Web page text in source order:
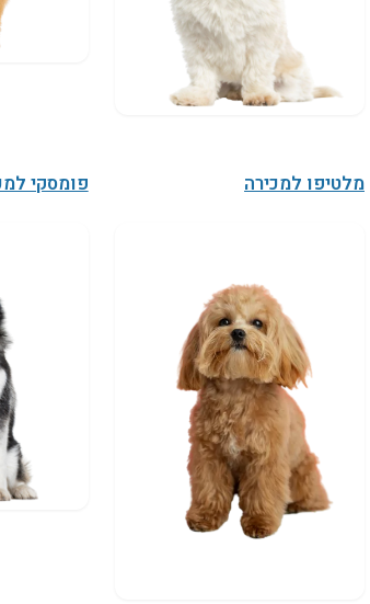
מלטיפו למכירה פומסקי